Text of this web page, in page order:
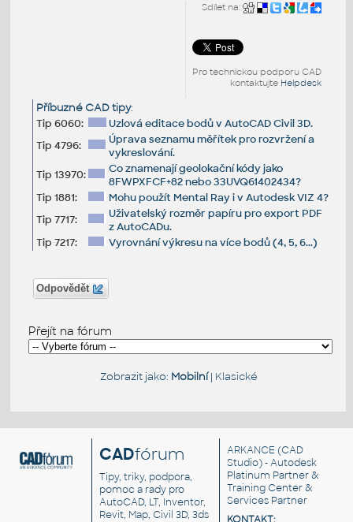
Sdílet na:
Pro technickou podporu CAD
kontaktujte Helpdesk
Příbuzné CAD tipy:
Tip 6060:
Uzlová editace bodů v AutoCAD Civil 3D.
Tip 4796:
Úprava seznamu měřítek pro rozvržení a
vykreslování.
Tip 13970:
Co znamenají geolokační kódy jako
8FWPXFCF+82 nebo 33UVQ61402434?
Tip 1881:
Mohu použít Mental Ray i v Autodesk VIZ 4?
Tip 7717:
Uživatelský rozměr papíru pro export PDF
z AutoCADu.
Tip 7217:
Vyrovnání výkresu na více bodů (4, 5, 6...)
Odpovědět
Přejít na fórum
Zobrazit jako: Mobilní| Klasické
CADfórum
Tipy, triky, podpora,
pomoc a rady pro
AutoCAD, LT, Inventor,
Revit, Map, Civil 3D, 3ds
ARKANCE (CAD
Studio) - Autodesk
Platinum Partner &
Training Center &
Services Partner